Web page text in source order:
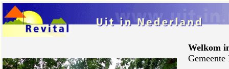
Welkom
Gemeente